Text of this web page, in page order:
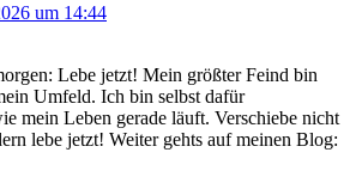
um 14:44
Lebe jetzt! Mein größter Feind bin
Umfeld. Ich bin selbst dafür
mein Leben gerade läuft. Verschiebe nicht
lebe jetzt! Weiter gehts auf meinen Blog: